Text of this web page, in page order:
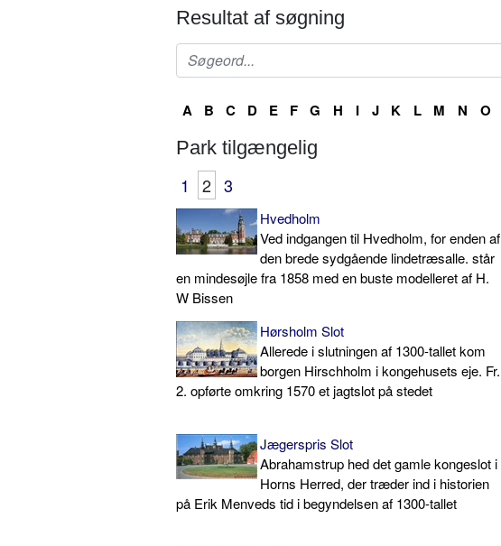
Resultat af søgning
A B C D E F G H I J K L M N O
Park tilgængelig
1 2 3
Hvedholm
Ved indgangen til Hvedholm, for enden af
den brede sydgående lindetræsalle. står
en mindesøjle fra 1858 med en buste modelleret af H.
W Bissen
Hørsholm Slot
Allerede i slutningen af 1300-tallet kom
borgen Hirschholm i kongehusets eje. Fr.
2. opførte omkring 1570 et jagtslot på stedet
Jægerspris Slot
Abrahamstrup hed det gamle kongeslot i
Horns Herred, der træder ind i historien
på Erik Menveds tid i begyndelsen af 1300-tallet